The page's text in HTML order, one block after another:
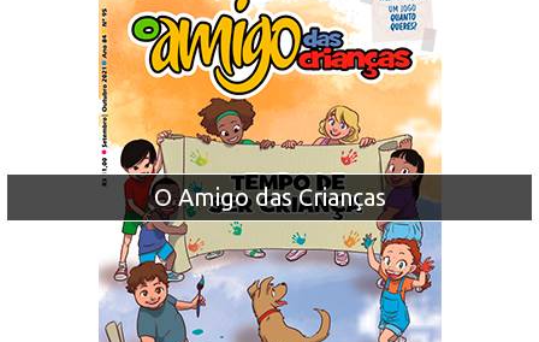
O Amigo das Crianças